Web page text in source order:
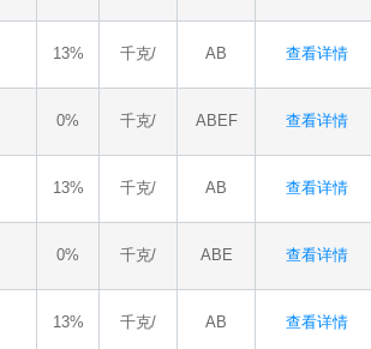
13% 千克/ AB 查看详情
0% 千克/ ABEF 查看详情
13% 千克/ AB 查看详情
0% 千克/ ABE 查看详情
13% 千克/ AB 查看详情